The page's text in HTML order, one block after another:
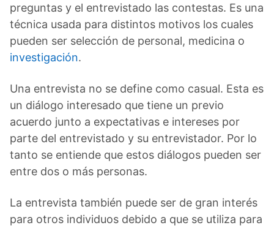
preguntas y el entrevistado las contestas. Es una
técnica usada para distintos motivos los cuales
pueden ser selección de personal, medicina o
investigación.
Una entrevista no se define como casual. Esta es
un diálogo interesado que tiene un previo
acuerdo junto a expectativas e intereses por
parte del entrevistado y su entrevistador. Por lo
tanto se entiende que estos diálogos pueden ser
entre dos o más personas.
La entrevista también puede ser de gran interés
para otros individuos debido a que se utiliza para